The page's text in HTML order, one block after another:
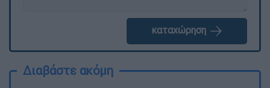
καταχώρηση
Διαβάστε ακόμη